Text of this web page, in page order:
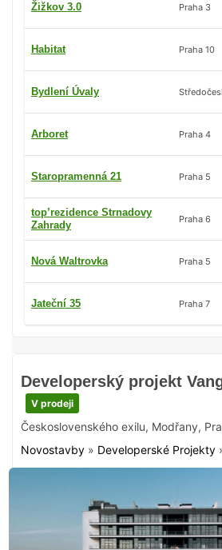
Developerský projekt
V prodeji
Československého exilu, Modřany,
Novostavby » Developerské Projekty
Žižkov 3.0 Praha 3
Habitat Praha 10
Bydlení Úvaly
Arboret Praha 4
Staropramenná 21 Praha 5
top’rezidence Strnadovy
Zahrady
Praha 6
Nová Waltrovka Praha 5
Jateční 35 Praha 7